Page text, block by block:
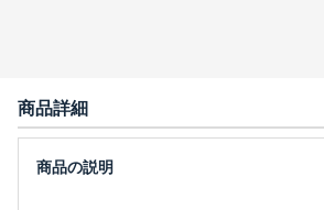
商品詳細